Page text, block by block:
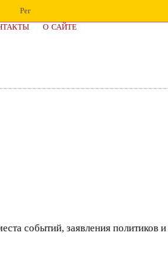
Рег
О САЙТЕ
событий, заявления политиков